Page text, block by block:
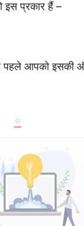
प्रकार हैं –
आपको इसकी